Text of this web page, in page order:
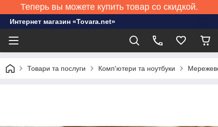
Теперь вы можете купить товар со скидкой.
Интернет магазин «Tovara.net»
Товари та послуги Комп'ютери та ноутбуки